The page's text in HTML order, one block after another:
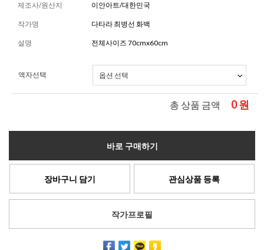
제조사/원산지 이안아트/대한민국
작가명 다타라 최병선 화백
설명 전체사이즈 70cmx60cm
액자선택
총 상품 금액 0원
바로 구매하기
장바구니 담기 관심상품 등록
작가프로필